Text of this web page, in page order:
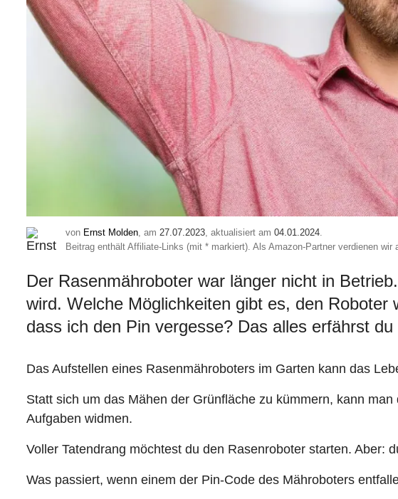
von Ernst Molden, am 27.07.2023, aktualisiert am 04.01.2024.
Beitrag enthält Affiliate-Links (mit * markiert). Als Amazon-Partner verdienen wir
Der Rasenmähroboter war länger nicht in
wird. Welche Möglichkeiten gibt es, den
dass ich den Pin vergesse? Das alles erfährst du
Das Aufstellen eines Rasenmähroboters im Garten kann das
Statt sich um das Mähen der Grünfläche zu kümmern, kann
Aufgaben widmen.
Voller Tatendrang möchtest du den Rasenroboter starten. Aber:
Was passiert, wenn einem der Pin-Code des Mähroboters